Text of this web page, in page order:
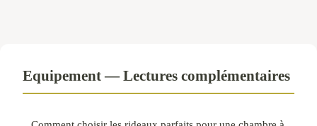
Equipement — Lectures complémentaires